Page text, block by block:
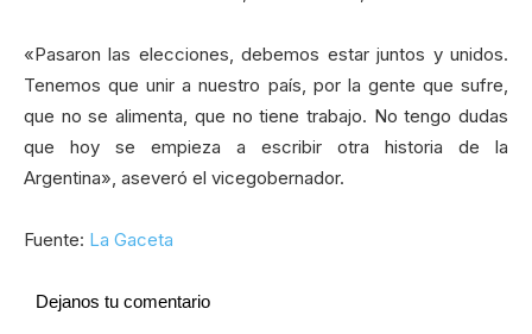
«Pasaron las elecciones, debemos estar juntos y unidos.
Tenemos que unir a nuestro país, por la gente que sufre,
que no se alimenta, que no tiene trabajo. No tengo dudas
que hoy se empieza a escribir otra historia de la
Argentina», aseveró el vicegobernador.
Fuente: La Gaceta
Dejanos tu comentario